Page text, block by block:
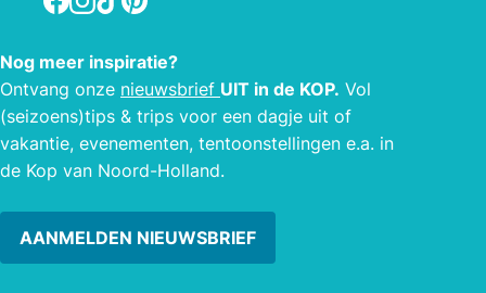
Nog meer inspiratie?
Ontvang onze nieuwsbrief UIT in de KOP. Vol
(seizoens)tips & trips voor een dagje uit of
vakantie, evenementen, tentoonstellingen e.a. in
de Kop van Noord-Holland.
AANMELDEN NIEUWSBRIEF